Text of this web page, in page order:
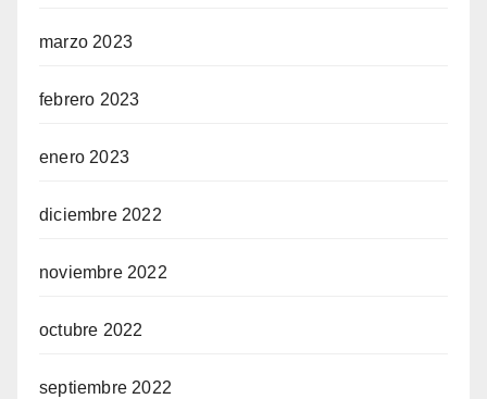
marzo 2023
febrero 2023
enero 2023
diciembre 2022
noviembre 2022
octubre 2022
septiembre 2022